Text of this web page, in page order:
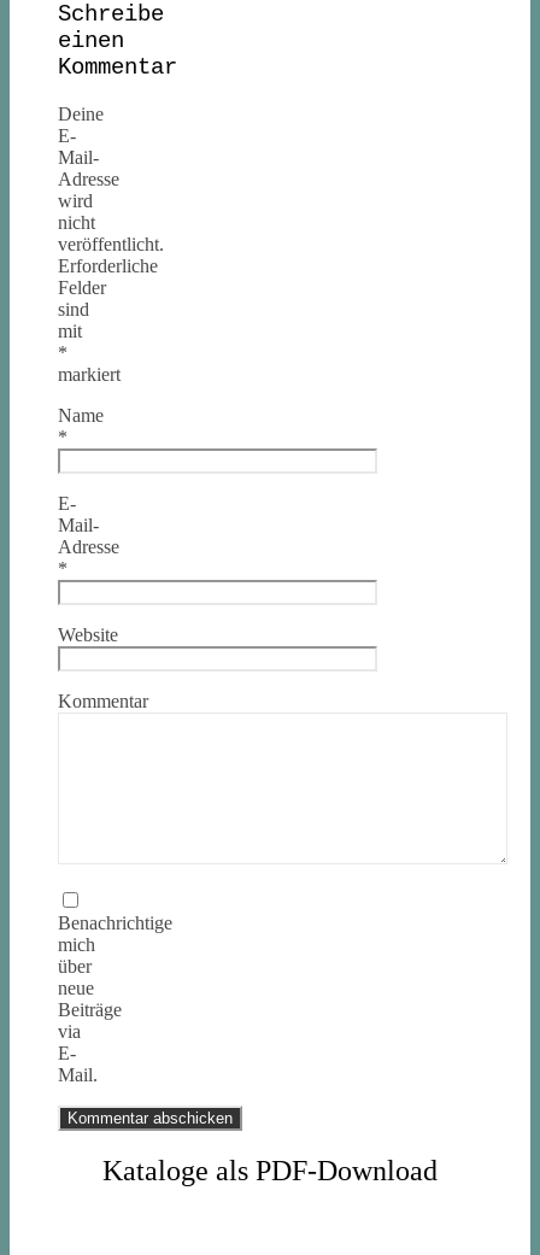
Schreibe
einen
Kommentar
Deine
E-
Mail-
Adresse
wird
nicht
veröffentlicht.
Erforderliche
Felder
sind
mit
*
markiert
Name
*
E-
Mail-
Adresse
*
Website
Kommentar
Benachrichtige
mich
über
neue
Beiträge
via
E-
Mail.
Kataloge als PDF-Download